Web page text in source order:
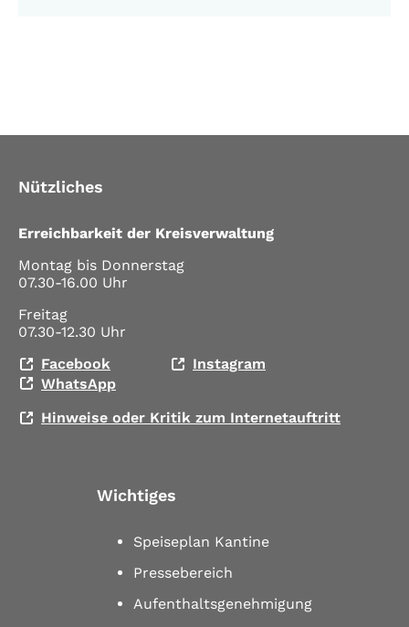
Nützliches
Erreichbarkeit der Kreisverwaltung
Montag bis Donnerstag
07.30-16.00 Uhr
Freitag
07.30-12.30 Uhr
Facebook
Instagram
WhatsApp
Hinweise oder Kritik zum Internetauftritt
Wichtiges
Speiseplan Kantine
Pressebereich
Aufenthaltsgenehmigung